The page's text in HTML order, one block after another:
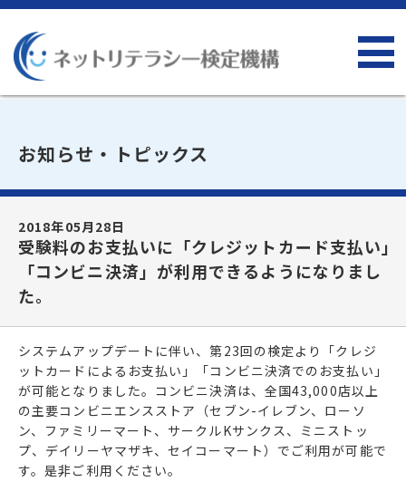
お知らせ・トピックス
2018年05月28日
受験料のお支払いに「クレジットカード支払い」
「コンビニ決済」が利用できるようになりまし
た。
システムアップデートに伴い、第23回の検定より「クレジ
ットカードによるお支払い」「コンビニ決済でのお支払い」
が可能となりました。コンビニ決済は、全国43,000店以上
の主要コンビニエンスストア（セブン-イレブン、ローソ
ン、ファミリーマート、サークルKサンクス、ミニストッ
プ、デイリーヤマザキ、セイコーマート）でご利用が可能で
す。是非ご利用ください。